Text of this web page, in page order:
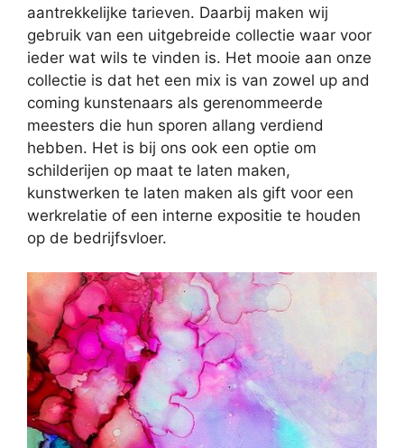
aantrekkelijke tarieven. Daarbij maken wij
gebruik van een uitgebreide collectie waar voor
ieder wat wils te vinden is. Het mooie aan onze
collectie is dat het een mix is van zowel up and
coming kunstenaars als gerenommeerde
meesters die hun sporen allang verdiend
hebben. Het is bij ons ook een optie om
schilderijen op maat te laten maken,
kunstwerken te laten maken als gift voor een
werkrelatie of een interne expositie te houden
op de bedrijfsvloer.